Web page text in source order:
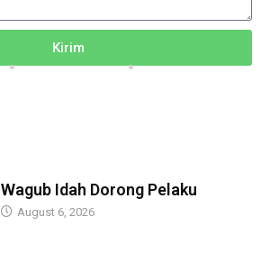
Kirim
Wagub Idah Dorong Pelaku
August 6, 2026